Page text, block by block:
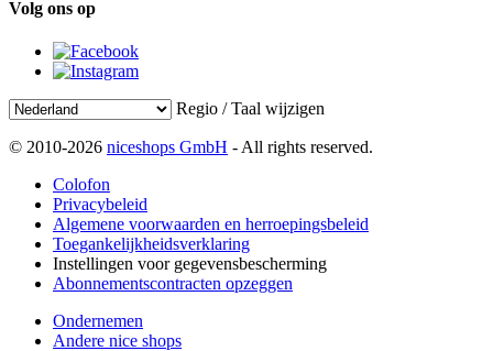
Volg ons op
Regio / Taal wijzigen
© 2010-2026 niceshops GmbH - All rights reserved.
Colofon
Privacybeleid
Algemene voorwaarden en herroepingsbeleid
Toegankelijkheidsverklaring
Instellingen voor gegevensbescherming
Abonnementscontracten opzeggen
Ondernemen
Andere nice shops